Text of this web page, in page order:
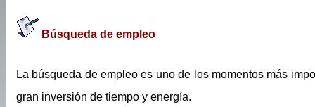
Búsqueda de empleo
La búsqueda de empleo es uno de los momentos más
gran inversión de tiempo y energía.